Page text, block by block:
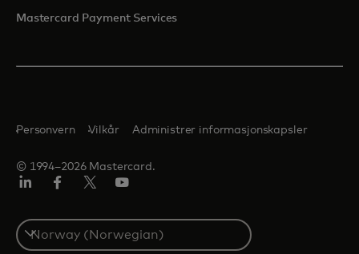
Mastercard Payment Services
© 1994–2026 Mastercard.
Personvern Vilkår Administrer informasjonskapsler
Select
a
country